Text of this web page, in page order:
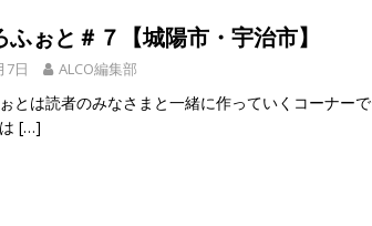
ニンテンドーミュージアム」、累計来館者数が１００万人突
ントまとめ！夏祭り、ライトアップ、グルメなどワイワイ盛
木津川市・宇治田原町・八幡市・南山城村など】
ぉと＃７【城陽市・宇治市】
7日 ALCO編集部
とは読者のみなさまと一緒に作っていくコーナーで
[…]